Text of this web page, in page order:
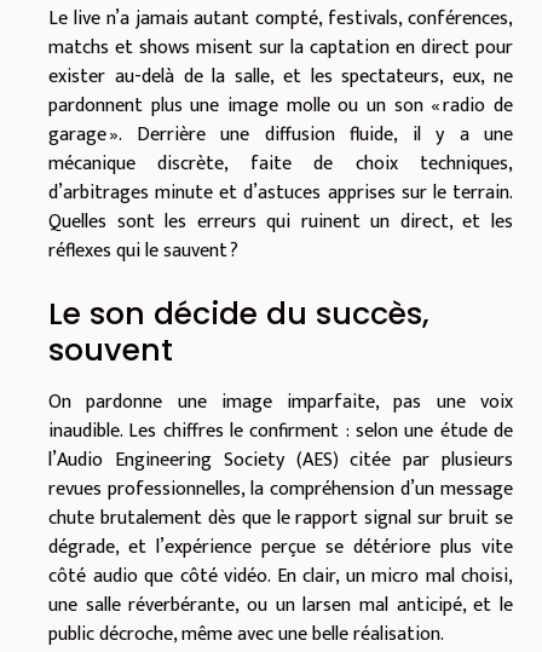
Le live n’a jamais autant compté, festivals, conférences,
matchs et shows misent sur la captation en direct pour
exister au-delà de la salle, et les spectateurs, eux, ne
pardonnent plus une image molle ou un son « radio de
garage ». Derrière une diffusion fluide, il y a une
mécanique discrète, faite de choix techniques,
d’arbitrages minute et d’astuces apprises sur le terrain.
Quelles sont les erreurs qui ruinent un direct, et les
réflexes qui le sauvent ?
Le son décide du succès,
souvent
On pardonne une image imparfaite, pas une voix
inaudible. Les chiffres le confirment : selon une étude de
l’Audio Engineering Society (AES) citée par plusieurs
revues professionnelles, la compréhension d’un message
chute brutalement dès que le rapport signal sur bruit se
dégrade, et l’expérience perçue se détériore plus vite
côté audio que côté vidéo. En clair, un micro mal choisi,
une salle réverbérante, ou un larsen mal anticipé, et le
public décroche, même avec une belle réalisation.